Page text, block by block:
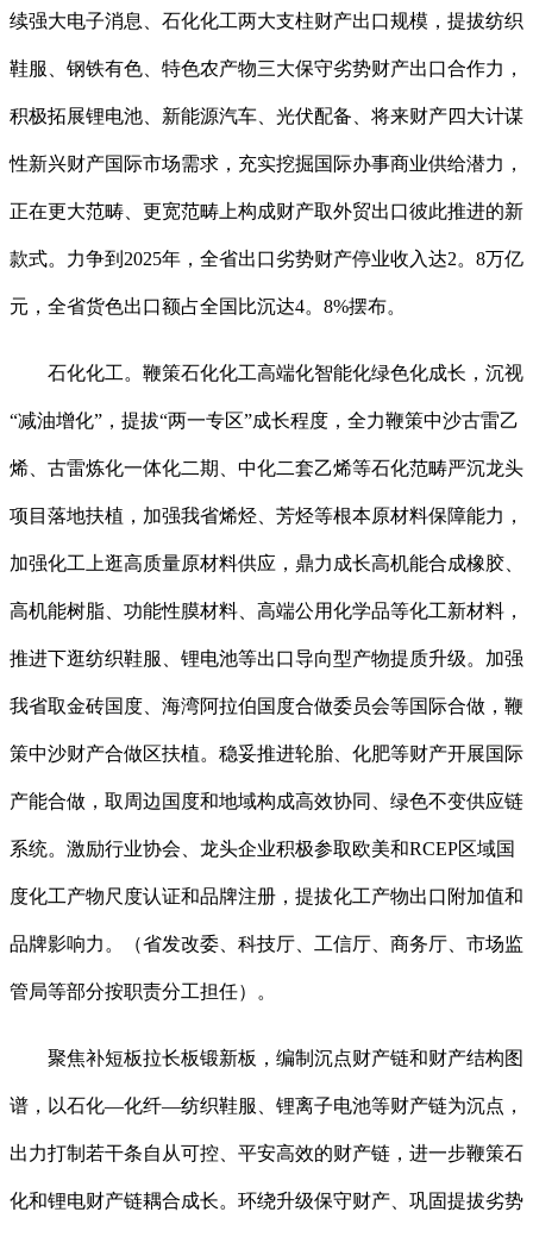
续强大电子消息、石化化工两大支柱财产出口规模，提拔纺织
鞋服、钢铁有色、特色农产物三大保守劣势财产出口合作力，
积极拓展锂电池、新能源汽车、光伏配备、将来财产四大计谋
性新兴财产国际市场需求，充实挖掘国际办事商业供给潜力，
正在更大范畴、更宽范畴上构成财产取外贸出口彼此推进的新
款式。力争到2025年，全省出口劣势财产停业收入达2。8万亿
元，全省货色出口额占全国比沉达4。8%摆布。
石化化工。鞭策石化化工高端化智能化绿色化成长，沉视
“减油增化”，提拔“两一专区”成长程度，全力鞭策中沙古雷乙
烯、古雷炼化一体化二期、中化二套乙烯等石化范畴严沉龙头
项目落地扶植，加强我省烯烃、芳烃等根本原材料保障能力，
加强化工上逛高质量原材料供应，鼎力成长高机能合成橡胶、
高机能树脂、功能性膜材料、高端公用化学品等化工新材料，
推进下逛纺织鞋服、锂电池等出口导向型产物提质升级。加强
我省取金砖国度、海湾阿拉伯国度合做委员会等国际合做，鞭
策中沙财产合做区扶植。稳妥推进轮胎、化肥等财产开展国际
产能合做，取周边国度和地域构成高效协同、绿色不变供应链
系统。激励行业协会、龙头企业积极参取欧美和RCEP区域国
度化工产物尺度认证和品牌注册，提拔化工产物出口附加值和
品牌影响力。（省发改委、科技厅、工信厅、商务厅、市场监
管局等部分按职责分工担任）。
聚焦补短板拉长板锻新板，编制沉点财产链和财产结构图
谱，以石化—化纤—纺织鞋服、锂离子电池等财产链为沉点，
出力打制若干条自从可控、平安高效的财产链，进一步鞭策石
化和锂电财产链耦合成长。环绕升级保守财产、巩固提拔劣势